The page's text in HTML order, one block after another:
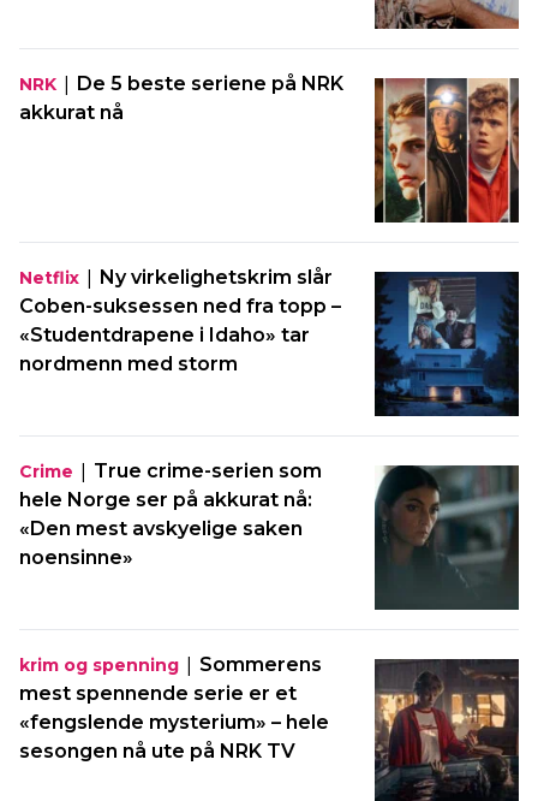
NRK | De 5 beste seriene på NRK
akkurat nå
Netflix | Ny virkelighetskrim slår
Coben-suksessen ned fra topp –
«Studentdrapene i Idaho» tar
nordmenn med storm
Crime | True crime-serien som
hele Norge ser på akkurat nå:
«Den mest avskyelige saken
noensinne»
krim og spenning | Sommerens
mest spennende serie er et
«fengslende mysterium» – hele
sesongen nå ute på NRK TV